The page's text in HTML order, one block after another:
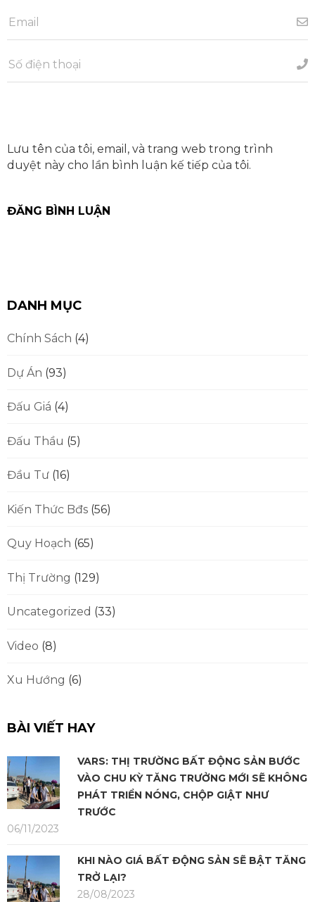
Lưu tên của tôi, email, và trang web trong trình
duyệt này cho lần bình luận kế tiếp của tôi.
DANH MỤC
Chính Sách (4)
Dự Án (93)
Đấu Giá (4)
Đấu Thầu (5)
Đầu Tư (16)
Kiến Thức Bđs (56)
Quy Hoạch (65)
Thị Trường (129)
Uncategorized (33)
Video (8)
Xu Hướng (6)
BÀI VIẾT HAY
VARS: THỊ TRƯỜNG BẤT ĐỘNG SẢN BƯỚC
VÀO CHU KỲ TĂNG TRƯỞNG MỚI SẼ KHÔNG
PHÁT TRIỂN NÓNG, CHỘP GIẬT NHƯ
TRƯỚC
06/11/2023
KHI NÀO GIÁ BẤT ĐỘNG SẢN SẼ BẬT TĂNG
TRỞ LẠI?
28/08/2023